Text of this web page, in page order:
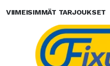
VIIMEISIMMÄT TARJOUKSET